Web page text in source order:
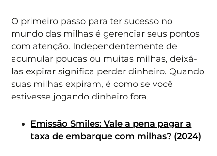
O primeiro passo para ter sucesso no
mundo das milhas é gerenciar seus pontos
com atenção. Independentemente de
acumular poucas ou muitas milhas, deixá-
las expirar significa perder dinheiro. Quando
suas milhas expiram, é como se você
estivesse jogando dinheiro fora.
Emissão Smiles: Vale a pena pagar a
taxa de embarque com milhas? (2024)